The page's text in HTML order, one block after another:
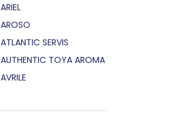
ARIEL
AROSO
ATLANTIC SERVIS
AUTHENTIC TOYA AROMA
AVRILE